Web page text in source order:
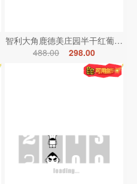
智利大角鹿德美庄园半干红葡萄酒
488.00
298.00